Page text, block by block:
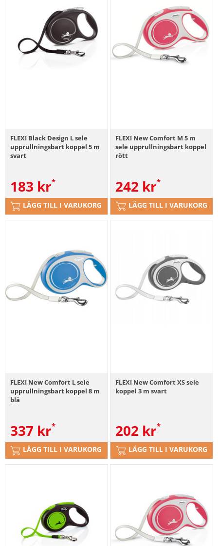
FLEXI Black Design L sele
upprullningsbart koppel 5 m
svart
183 kr
LÄGG TILL I VARUKORG
FLEXI New Comfort M 5 m
sele upprullningsbart koppel
rött
242 kr
LÄGG TILL I VARUKORG
FLEXI New Comfort L sele
upprullningsbart koppel 8 m
blå
337 kr
LÄGG TILL I VARUKORG
FLEXI New Comfort XS sele
koppel 3 m svart
202 kr
LÄGG TILL I VARUKORG